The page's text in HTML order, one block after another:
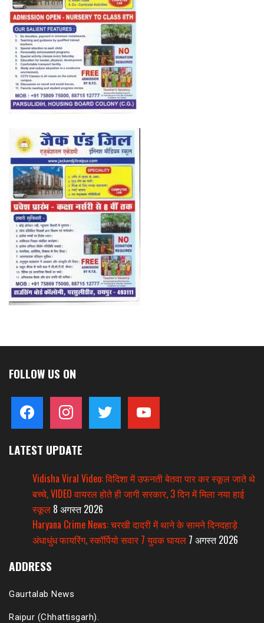
FOLLOW US ON
facebook instagram twitter
LATEST UPDATE
Vidisha Viral Video: विदिशा में उफनती बेतवा पार कर स्कूल जाते थे
बच्चे, VIDEO वायरल होते ही जागी सरकार, 3 दिन में मिला नया हाई
स्कूल 8 अगस्त 2026
Haryana Crime News: चरखी दादरी में थाने के सामने दिनदहाड़े
अंधाधुंध फायरिंग, स्कॉर्पियो सवार 7 युवक घायल 7 अगस्त 2026
ADDRESS
Gaurtalab News
Raipur (Chhattisgarh).